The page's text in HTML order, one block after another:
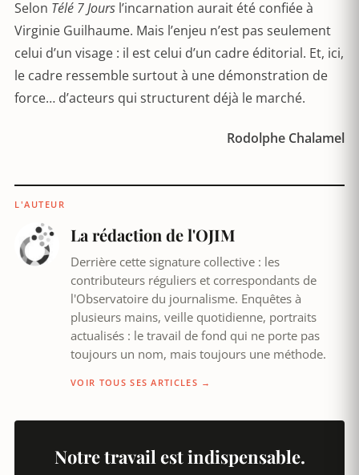
Selon Télé 7 Jours l’incarnation aurait été confiée à
Virginie Guilhaume. Mais l’enjeu n’est pas seulement
celui d’un visage : il est celui d’un cadre éditorial. Et, ici,
le cadre ressemble surtout à une démonstration de
force… d’acteurs qui structurent déjà le marché.
Rodolphe Chalamel
L'AUTEUR
La rédaction de l'OJIM
Derrière cette signature collective : les
contributeurs réguliers et correspondants de
l'Observatoire du journalisme. Enquêtes à
plusieurs mains, veille quotidienne, portraits
actualisés : le travail de fond qui ne porte pas
toujours un nom, mais toujours une méthode.
VOIR TOUS SES ARTICLES →
Notre travail est indispensable.